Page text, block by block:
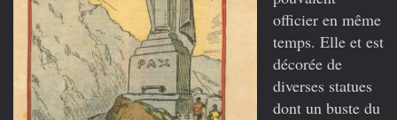
officier en même
temps. Elle et est
décorée de
diverses statues
dont un buste du